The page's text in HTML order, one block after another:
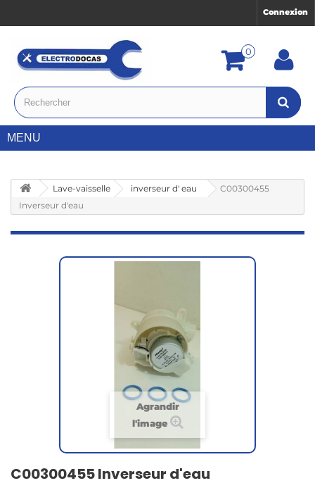
Connexion
0
MENU
Lave-vaisselle inverseur d' eau
C00300455
Inverseur d'eau
Agrandir
l'image
C00300455 Inverseur d'eau